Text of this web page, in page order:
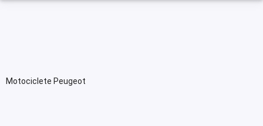
Motociclete Peugeot